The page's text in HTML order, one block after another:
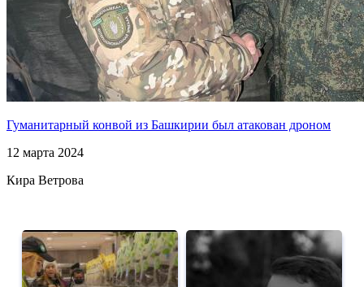
Гуманитарный конвой из Башкирии был атакован дроном
12 марта 2024
Кира Ветрова